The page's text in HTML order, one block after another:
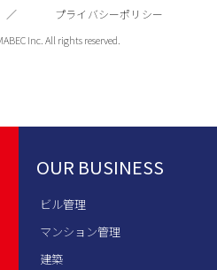
プライバシーポリシー
Inc. All rights reserved.
OUR BUSINESS
ビル管理
マンション管理
建築